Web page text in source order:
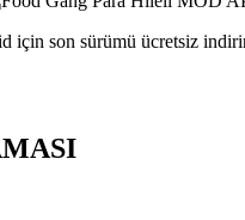
son sürümü ücretsiz